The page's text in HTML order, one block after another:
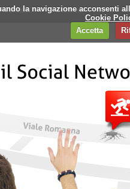
la navigazione acconsenti
Cookie
Accetta
Contatti Banner